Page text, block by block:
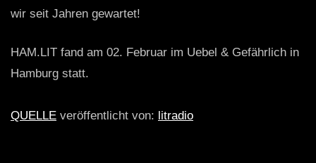
wir seit Jahren gewartet!
HAM.LIT fand am 02. Februar im Uebel & Gefährlich in
Hamburg statt.
QUELLE veröffentlicht von: litradio